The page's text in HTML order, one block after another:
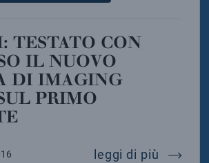
IL NUOVO
DI IMAGING
PRIMO
leggi di più